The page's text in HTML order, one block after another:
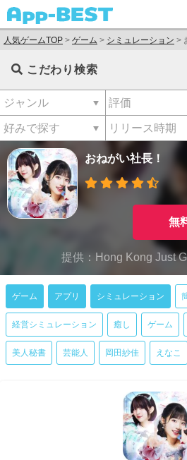
人気ゲームTOP > ゲーム > シミュレーション >
こだわり検索
おねがい社長！
無
提供：Hong Kong Just
ゲーム アプリ シミュレーション
経営シミュレーション 癒し ゲーム
美人秘書 芸能人 岡田紗佳 えなこ